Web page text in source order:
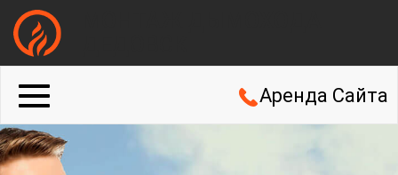
Аренда Сайта